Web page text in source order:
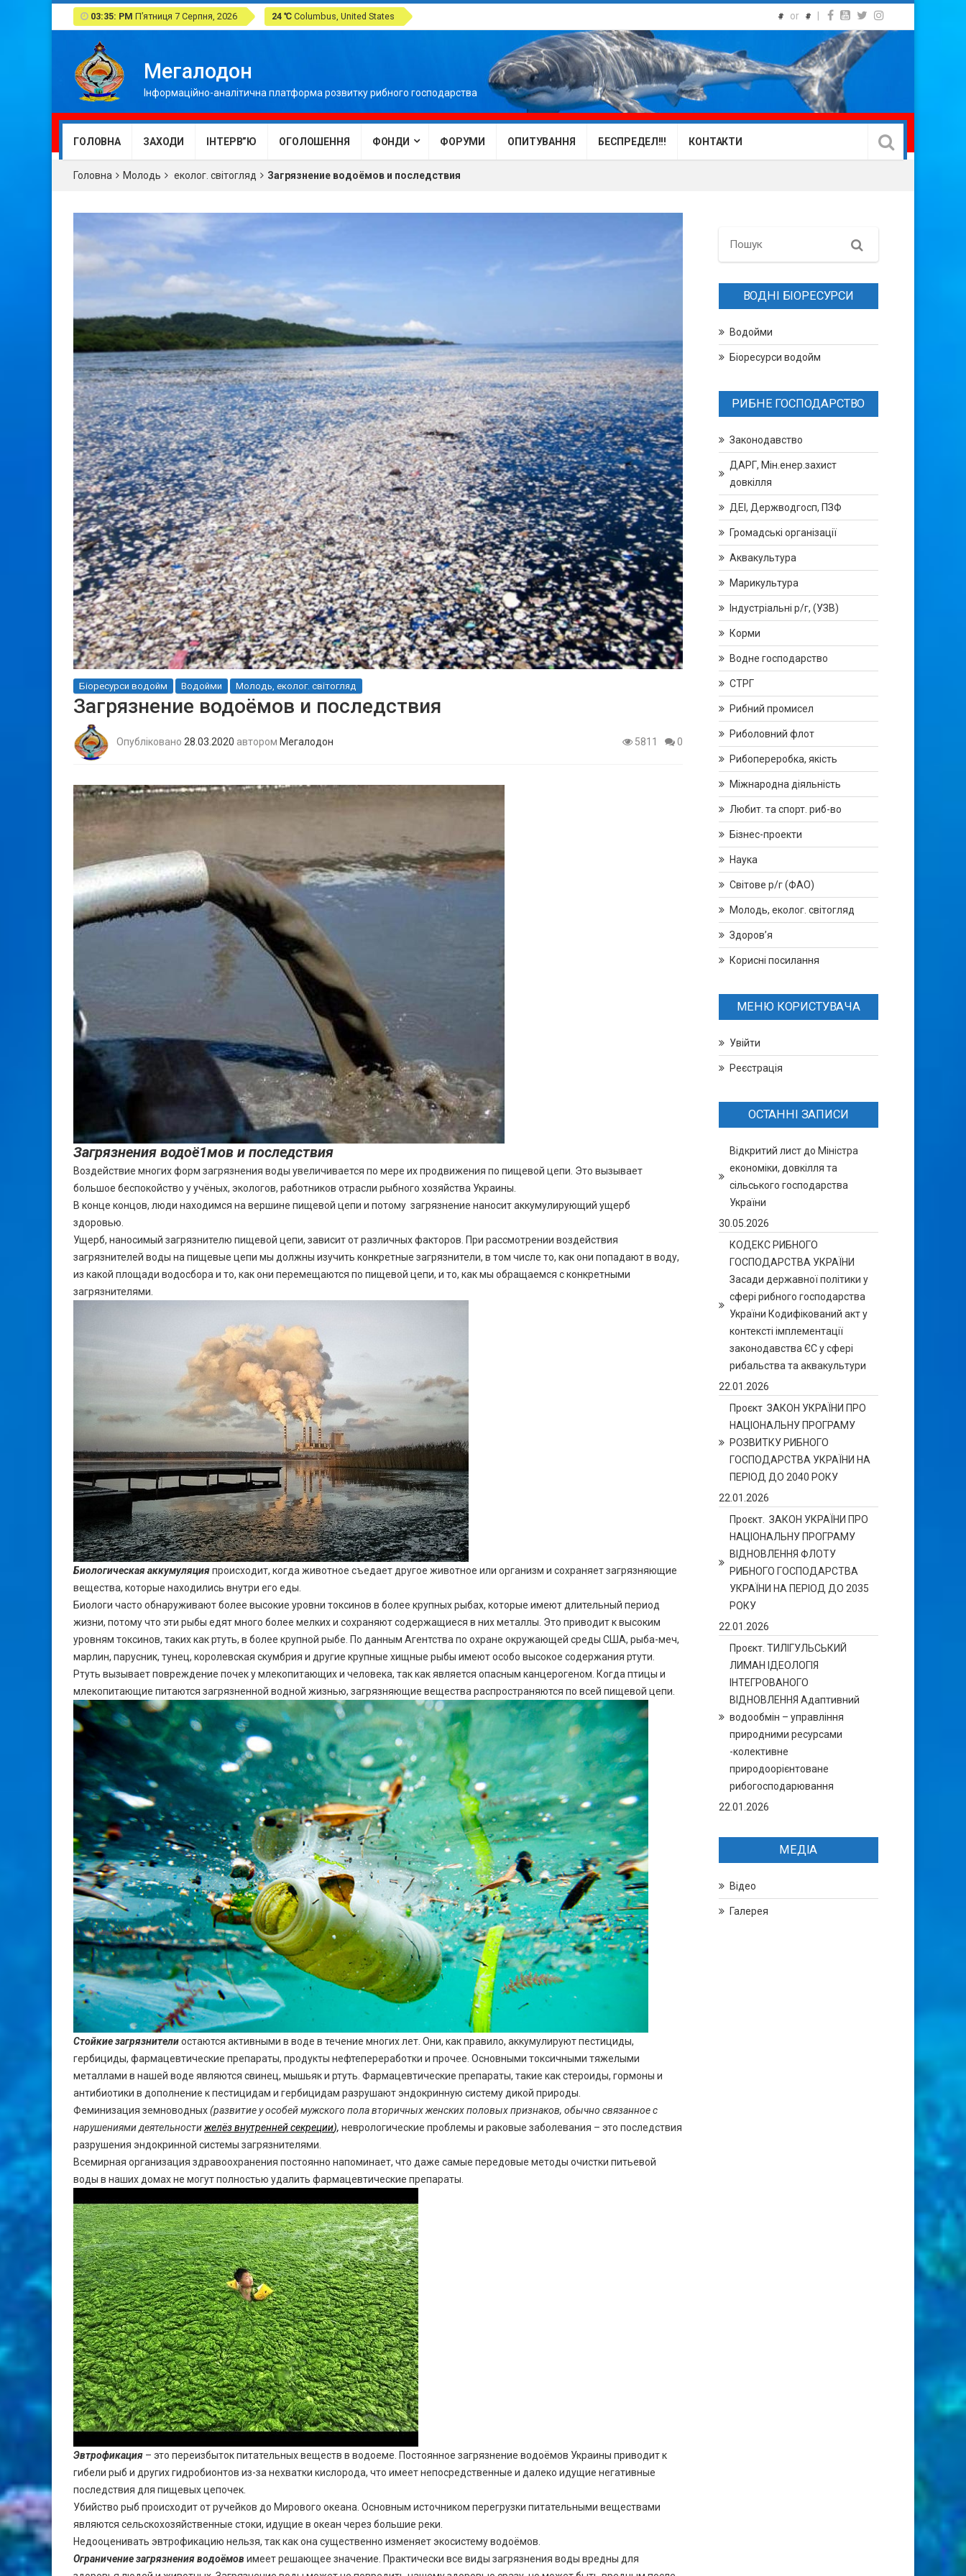
03:35: PM П’ятниця 7 Серпня, 2026 24 ℃ Columbus, United States # or #
Мегалодон
Інформаційно-аналітична платформа розвитку рибного господарства
ГОЛОВНА ЗАХОДИ ІНТЕРВ”Ю ОГОЛОШЕННЯ ФОНДИ ФОРУМИ ОПИТУВАННЯ БЕСПРЕДЕЛ!!! КОНТАКТИ
Головна Молодь еколог. світогляд Загрязнение водоёмов и последствия
Біоресурси водойм Водойми Молодь, еколог. світогляд
Загрязнение водоёмов и последствия
Опубліковано 28.03.2020 автором Мегалодон 5811 0
Загрязнения водоё1мов и последствия
Воздействие многих форм загрязнения воды увеличивается по мере их продвижения по пищевой цепи. Это вызывает
большое беспокойство у учёных, экологов, работников отрасли рыбного хозяйства Украины.
В конце концов, люди находимся на вершине пищевой цепи и потому загрязнение наносит аккумулирующий ущерб
здоровью.
Ущерб, наносимый загрязнителю пищевой цепи, зависит от различных факторов. При рассмотрении воздействия
загрязнителей воды на пищевые цепи мы должны изучить конкретные загрязнители, в том числе то, как они попадают в воду,
из какой площади водосбора и то, как они перемещаются по пищевой цепи, и то, как мы обращаемся с конкретными
загрязнителями.
Биологическая аккумуляцияпроисходит, когда животное съедает другое животное или организм и сохраняет загрязняющие
вещества, которые находились внутри его еды.
Биологи часто обнаруживают более высокие уровни токсинов в более крупных рыбах, которые имеют длительный период
жизни, потому что эти рыбы едят много более мелких и сохраняют содержащиеся в них металлы. Это приводит к высоким
уровням токсинов, таких как ртуть, в более крупной рыбе. По данным Агентства по охране окружающей среды США, рыба-меч,
марлин, парусник, тунец, королевская скумбрия и другие крупные хищные рыбы имеют особо высокое содержания ртути.
Ртуть вызывает повреждение почек у млекопитающих и человека, так как является опасным канцерогеном. Когда птицы и
млекопитающие питаются загрязненной водной жизнью, загрязняющие вещества распространяются по всей пищевой цепи.
Стойкие загрязнителиостаются активными в воде в течение многих лет. Они, как правило, аккумулируют пестициды,
гербициды, фармацевтические препараты, продукты нефтепереработки и прочее. Основными токсичными тяжелыми
металлами в нашей воде являются свинец, мышьяк и ртуть. Фармацевтические препараты, такие как стероиды, гормоны и
антибиотики в дополнение к пестицидам и гербицидам разрушают эндокринную систему дикой природы.
Феминизация земноводных(развитие у особей мужского пола вторичных женских половых признаков, обычно связанное с
нарушениями деятельностижелёз внутренней секреции), неврологические проблемы и раковые заболевания – это последствия
разрушения эндокринной системы загрязнителями.
Всемирная организация здравоохранения постоянно напоминает, что даже самые передовые методы очистки питьевой
воды в наших домах не могут полностью удалить фармацевтические препараты.
Эвтрофикация – это переизбыток питательных веществ в водоеме. Постоянное загрязнение водоёмов Украины приводит к
гибели рыб и других гидробионтов из-за нехватки кислорода, что имеет непосредственные и далеко идущие негативные
последствия для пищевых цепочек.
Убийство рыб происходит от ручейков до Мирового океана. Основным источником перегрузки питательными веществами
являются сельскохозяйственные стоки, идущие в океан через большие реки.
Недооценивать эвтрофикацию нельзя, так как она существенно изменяет экосистему водоёмов.
Ограничение загрязнения водоёмов имеет решающее значение. Практически все виды загрязнения воды вредны для
Search
ВОДНІ БІОРЕСУРСИ
Водойми
Біоресурси водойм
РИБНЕ ГОСПОДАРСТВО
Законодавство
ДАРГ, Мін.енер.захист
довкілля
ДЕІ, Держводгосп, ПЗФ
Громадські організації
Аквакультура
Марикультура
Індустріальні р/г, (УЗВ)
Корми
Водне господарство
СТРГ
Рибний промисел
Риболовний флот
Рибопереробка, якість
Міжнародна діяльність
Любит. та спорт. риб-во
Бізнес-проекти
Наука
Світове р/г (ФАО)
Молодь, еколог. світогляд
Здоров’я
Корисні посилання
МЕНЮ КОРИСТУВАЧА
Увійти
Реєстрація
ОСТАННІ ЗАПИСИ
Відкритий лист до Міністра
економіки, довкілля та
сільського господарства
України
30.05.2026
КОДЕКС РИБНОГО
ГОСПОДАРСТВА УКРАЇНИ
Засади державної політики у
сфері рибного господарства
України Кодифікований акт у
контексті імплементації
законодавства ЄС у сфері
рибальства та аквакультури
22.01.2026
Проєкт ЗАКОН УКРАЇНИ ПРО
НАЦІОНАЛЬНУ ПРОГРАМУ
РОЗВИТКУ РИБНОГО
ГОСПОДАРСТВА УКРАЇНИ НА
ПЕРІОД ДО 2040 РОКУ
22.01.2026
Проєкт. ЗАКОН УКРАЇНИ ПРО
НАЦІОНАЛЬНУ ПРОГРАМУ
ВІДНОВЛЕННЯ ФЛОТУ
РИБНОГО ГОСПОДАРСТВА
УКРАЇНИ НА ПЕРІОД ДО 2035
РОКУ
22.01.2026
Проєкт. ТИЛІГУЛЬСЬКИЙ
ЛИМАН ІДЕОЛОГІЯ
ІНТЕГРОВАНОГО
ВІДНОВЛЕННЯ Адаптивний
водообмін – управління
природними ресурсами
-колективне
природоорієнтоване
рибогосподарювання
22.01.2026
МЕДІА
Відео
Галерея